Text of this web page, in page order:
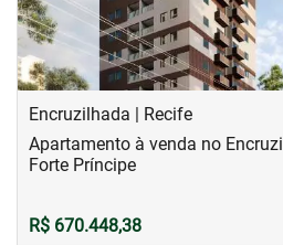
Encruzilhada | Recife
Apartamento à venda no
Forte Príncipe
R$ 670.448,38